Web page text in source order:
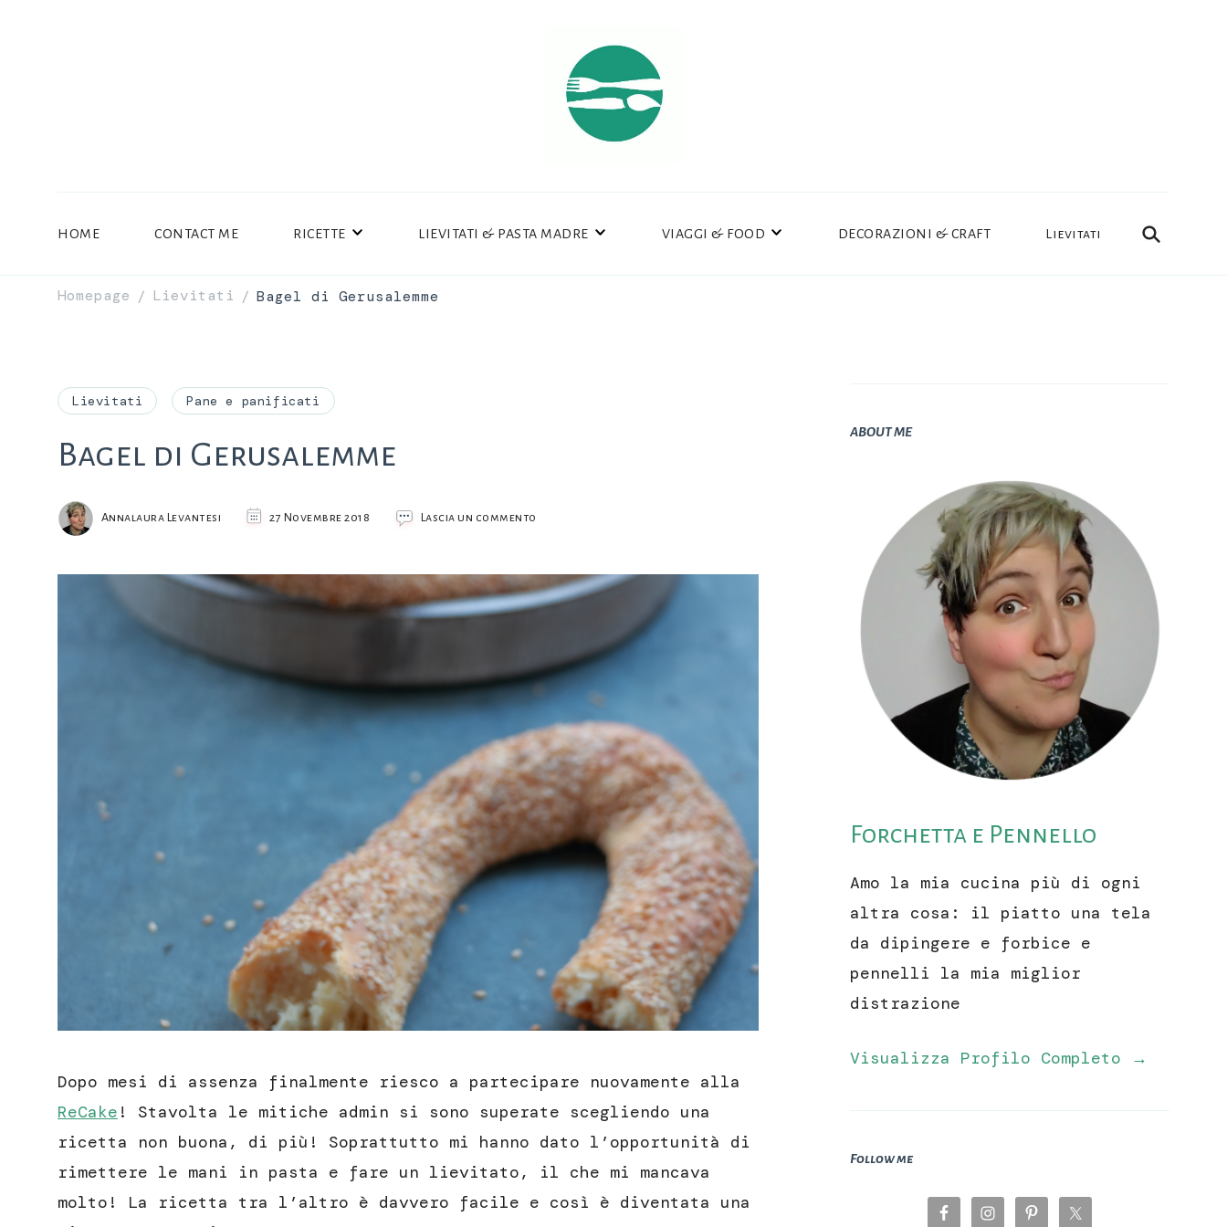
HOME CONTACT ME RICETTE LIEVITATI & PASTA MADRE VIAGGI & FOOD DECORAZIONI & CRAFT Lievitati
Homepage / Lievitati / Bagel di Gerusalemme
Lievitati Pane e panificati
Bagel di Gerusalemme
Annalaura Levantesi 27 Novembre 2018 Lascia un commento
Gerusalemme
Dopo mesi di assenza finalmente riesco a partecipare nuovamente alla
ReCake ! Stavolta le mitiche admin si sono superate scegliendo una
ricetta non buona, di più! Soprattutto mi hanno dato l’opportunità di
rimettere le mani in pasta e fare un lievitato, il che mi mancava
molto! La ricetta tra l’altro è davvero facile e così è diventata una
ABOUT ME
Forchetta e Pennello
Amo la mia cucina più di ogni
altra cosa: il piatto una tela
da dipingere e forbice e
pennelli la mia miglior
distrazione
Visualizza Profilo Completo →
Follow me